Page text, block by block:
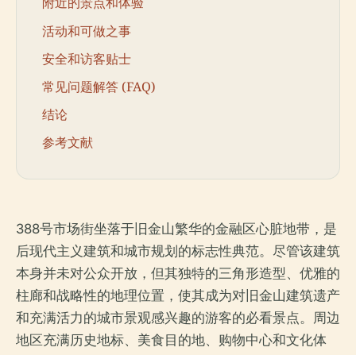
活动和可做之事
安全和访客贴士
常见问题解答 (FAQ)
结论
参考文献
388号市场街坐落于旧金山繁华的金融区心脏地带，是
后现代主义建筑和城市规划的标志性典范。尽管该建筑
本身并未对公众开放，但其独特的三角形造型、优雅的
柱廊和战略性的地理位置，使其成为对旧金山建筑遗产
和充满活力的城市景观感兴趣的游客的必看景点。周边
地区充满历史地标、美食目的地、购物中心和文化体